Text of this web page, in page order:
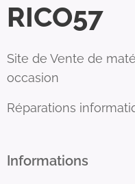
RICO57
Site de Vente de
occasion
Réparations
Informations